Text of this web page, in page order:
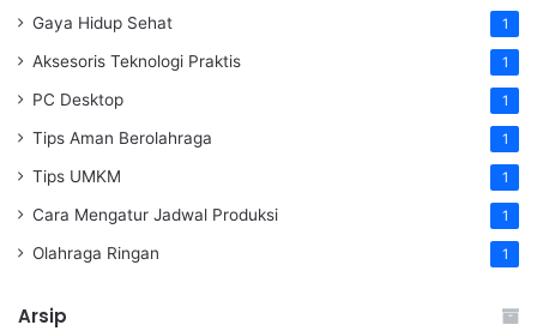
Gaya Hidup Sehat 1
Aksesoris Teknologi Praktis 1
PC Desktop 1
Tips Aman Berolahraga 1
Tips UMKM 1
Cara Mengatur Jadwal Produksi 1
Olahraga Ringan 1
Arsip